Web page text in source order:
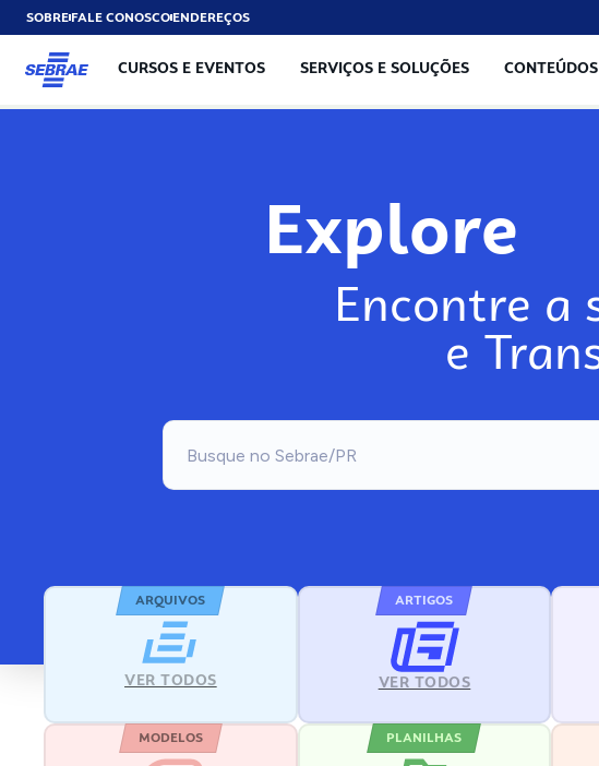
SOBREFALE CONOSCOENDEREÇOS
CURSOS E EVENTOS SERVIÇOS E SOLUÇÕES
Explore
Encontre a
e
ARQUIVOS
VER TODOS
ARTIGOS
VER TODOS
MODELOS PLANILHAS